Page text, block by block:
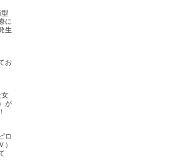
に
生
お
女
が
ロ
）